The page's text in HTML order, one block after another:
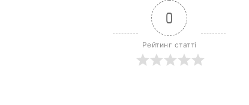
0
Рейтинг статті